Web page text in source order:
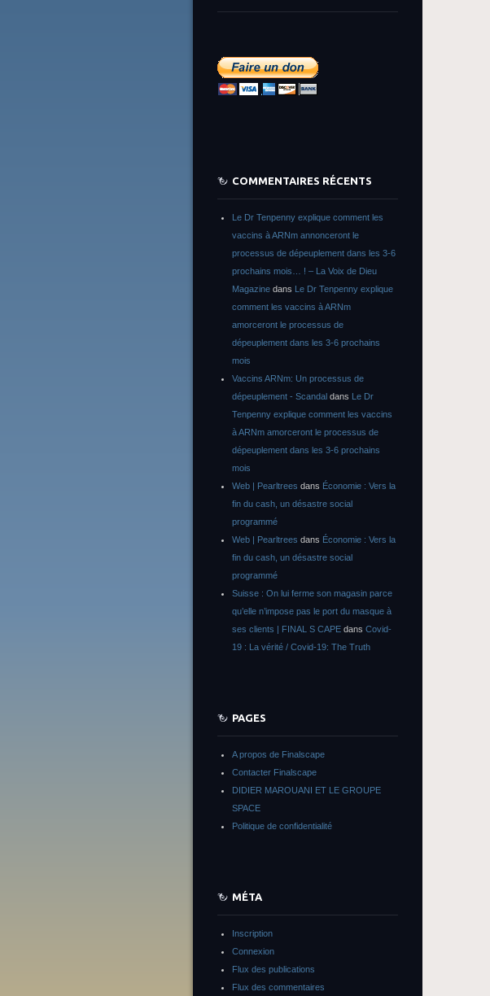
COMMENTAIRES RÉCENTS
Le Dr Tenpenny explique comment les
vaccins à ARNm annonceront le
processus de dépeuplement dans les 3-6
prochains mois… ! – La Voix de Dieu
Magazine dans Le Dr Tenpenny explique
comment les vaccins à ARNm
amorceront le processus de
dépeuplement dans les 3-6 prochains
mois
Vaccins ARNm: Un processus de
dépeuplement - Scandal dans Le Dr
Tenpenny explique comment les vaccins
à ARNm amorceront le processus de
dépeuplement dans les 3-6 prochains
mois
Web | Pearltrees dans Économie : Vers la
fin du cash, un désastre social
programmé
Web | Pearltrees dans Économie : Vers la
fin du cash, un désastre social
programmé
Suisse : On lui ferme son magasin parce
qu’elle n’impose pas le port du masque à
ses clients | FINAL S CAPE dans Covid-
19 : La vérité / Covid-19: The Truth
PAGES
A propos de Finalscape
Contacter Finalscape
DIDIER MAROUANI ET LE GROUPE
SPACE
Politique de confidentialité
MÉTA
Inscription
Connexion
Flux des publications
Flux des commentaires